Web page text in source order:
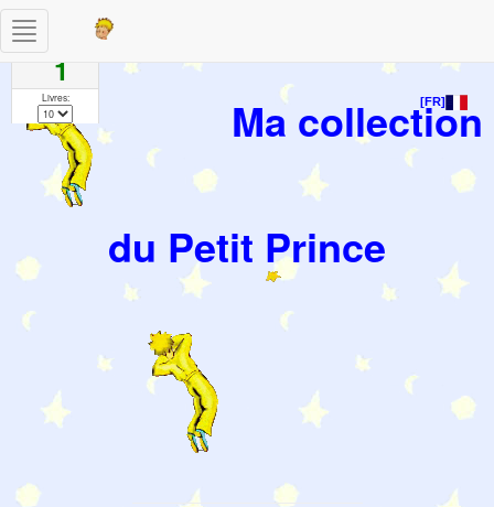
[FR]
Ma collection
du Petit Prince
Toggle
navigation
Pages
1
Livres: